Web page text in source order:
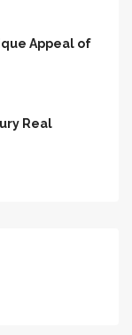
Appeal of
Real